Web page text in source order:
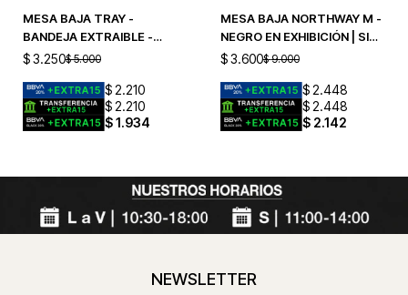
MESA BAJA TRAY -
BANDEJA EXTRAIBLE -
CHICA - NEGRO
$3.250$ 5.000
$ 2.210
$ 2.210
$1.934
MESA BAJA NORTHWAY M -
NEGRO EN EXHIBICIÓN | SIN
CAMBIO
$ 3.600$ 9.000
$ 2.448
$ 2.448
$ 2.142
NEWSLETTER